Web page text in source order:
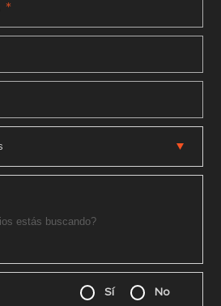
*
Sí No